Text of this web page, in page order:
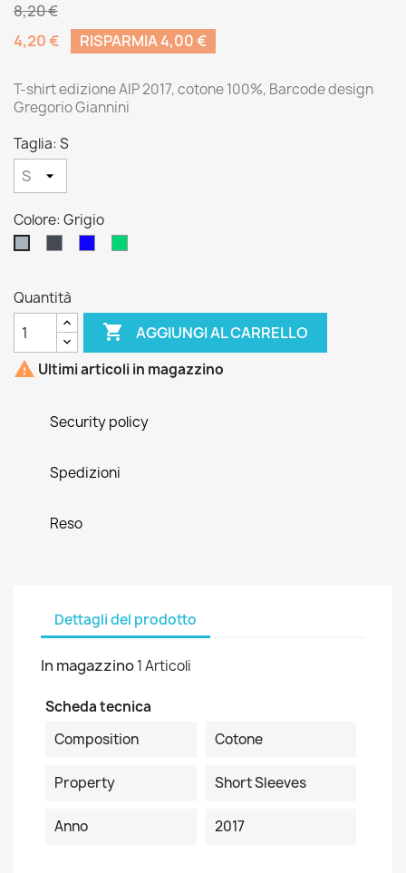
8,20 €
4,20 €
RISPARMIA 4,00 €
T-shirt edizione AIP 2017, cotone 100%, Barcode design
Gregorio Giannini
Taglia: S
Colore: Grigio
Quantità
 AGGIUNGI AL CARRELLO
 Ultimi articoli in magazzino
Security policy
Spedizioni
Reso
Dettagli del prodotto
In magazzino1 Articoli
Scheda tecnica
Composition
Cotone
Property Short Sleeves
Anno 2017